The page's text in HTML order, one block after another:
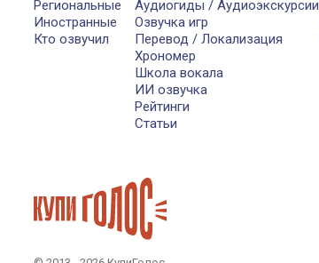
Региональные
Иностранные
Кто озвучил
Аудиогиды / Аудиоэкскурсии
Озвучка игр
Перевод / Локализация
Хрономер
Школа вокала
ИИ озвучка
Рейтинги
Статьи